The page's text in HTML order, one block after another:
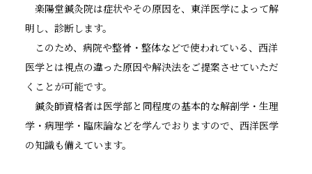
楽陽堂鍼灸院は症状やその原因を、東洋医学によって解
明し、診断します。
このため、病院や整骨・整体などで使われている、西洋
医学とは視点の違った原因や解決法をご提案させていただ
くことが可能です。
鍼灸師資格者は医学部と同程度の基本的な解剖学・生理
学・病理学・臨床論などを学んでおりますので、西洋医学
の知識も備えています。